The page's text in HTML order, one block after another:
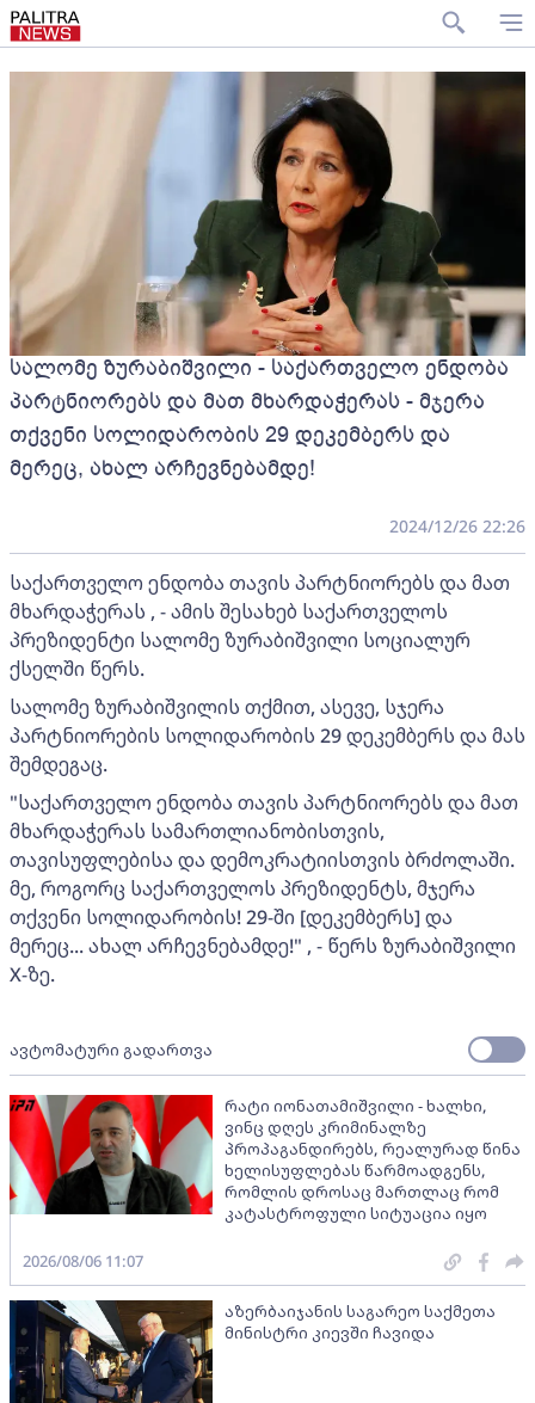
სალომე ზურაბიშვილი - საქართველო ენდობა
პარტნიორებს და მათ მხარდაჭერას - მჯერა
თქვენი სოლიდარობის 29 დეკემბერს და
მერეც, ახალ არჩევნებამდე!
2024/12/26 22:26
საქართველო ენდობა თავის პარტნიორებს და მათ
მხარდაჭერას , - ამის შესახებ საქართველოს
პრეზიდენტი სალომე ზურაბიშვილი სოციალურ
ქსელში წერს.
სალომე ზურაბიშვილის თქმით, ასევე, სჯერა
პარტნიორების სოლიდარობის 29 დეკემბერს და მას
შემდეგაც.
"საქართველო ენდობა თავის პარტნიორებს და მათ
მხარდაჭერას სამართლიანობისთვის,
თავისუფლებისა და დემოკრატიისთვის ბრძოლაში.
მე, როგორც საქართველოს პრეზიდენტს, მჯერა
თქვენი სოლიდარობის! 29-ში [დეკემბერს] და
მერეც... ახალ არჩევნებამდე!" , - წერს ზურაბიშვილი
X-ზე.
ავტომატური გადართვა
რატი იონათამიშვილი - ხალხი,
ვინც დღეს კრიმინალზე
პროპაგანდირებს, რეალურად წინა
ხელისუფლებას წარმოადგენს,
რომლის დროსაც მართლაც რომ
კატასტროფული სიტუაცია იყო
2026/08/06 11:07
აზერბაიჯანის საგარეო საქმეთა
მინისტრი კიევში ჩავიდა